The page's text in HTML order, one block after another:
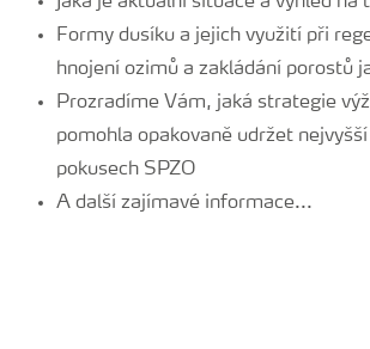
Formy dusíku a jejich využití při
hnojení ozimů a zakládání porostů
Prozradíme Vám, jaká strategie
pomohla opakovaně udržet
pokusech SPZO
A další zajímavé informace...